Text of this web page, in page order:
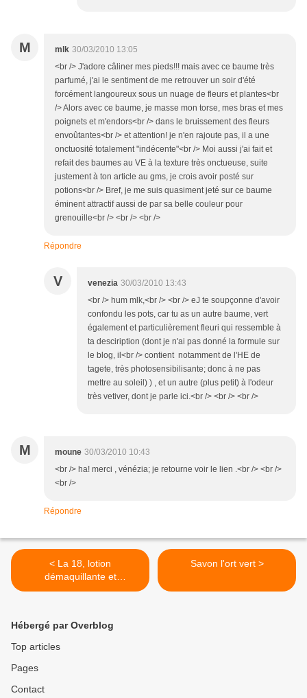
M mlk 30/03/2010 13:05
<br /> J'adore câliner mes pieds!!! mais avec ce baume très
parfumé, j'ai le sentiment de me retrouver un soir d'été
forcément langoureux sous un nuage de fleurs et plantes<br
/> Alors avec ce baume, je masse mon torse, mes bras et mes
poignets et m'endors<br /> dans le bruissement des fleurs
envoûtantes<br /> et attention! je n'en rajoute pas, il a une
onctuosité totalement "indécente"<br /> Moi aussi j'ai fait et
refait des baumes au VE à la texture très onctueuse, suite
justement à ton article au gms, je crois avoir posté sur
potions<br /> Bref, je me suis quasiment jeté sur ce baume
éminent attractif aussi de par sa belle couleur pour
grenouille<br /> <br /> <br />
Répondre
V venezia 30/03/2010 13:43
<br /> hum mlk,<br /> <br /> eJ te soupçonne d'avoir
confondu les pots, car tu as un autre baume, vert
également et particulièrement fleuri qui ressemble à
ta desciription (dont je n'ai pas donné la formule sur
le blog, il<br /> contient notamment de l'HE de
tagete, très photosensibilisante; donc à ne pas
mettre au soleil) ) , et un autre (plus petit) à l'odeur
très vetiver, dont je parle ici.<br /> <br /> <br />
M moune 30/03/2010 10:43
<br /> ha! merci , vénézia; je retourne voir le lien .<br /> <br />
<br />
Répondre
< La 18, lotion
démaquillante et
rafraîchissante
Savon l'ort vert >
Hébergé par Overblog
Top articles
Pages
Contact